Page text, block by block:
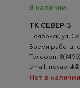
ТК СЕВЕР-3
Ноябрьск, ул.
Время работы:
Телефон:
email:
Нет в наличии
В наличии